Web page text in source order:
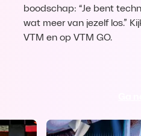
boodschap: “Je bent
wat meer van jezelf los.”
VTM en op VTM GO.